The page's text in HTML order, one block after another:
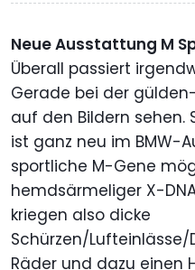
Neue Ausstattung M
Überall passiert
Gerade bei der
auf den Bildern sehen.
ist ganz neu im BMW-
sportliche M-Gene
hemdsärmeliger X-
kriegen also dicke
Schürzen/
Räder und dazu einen